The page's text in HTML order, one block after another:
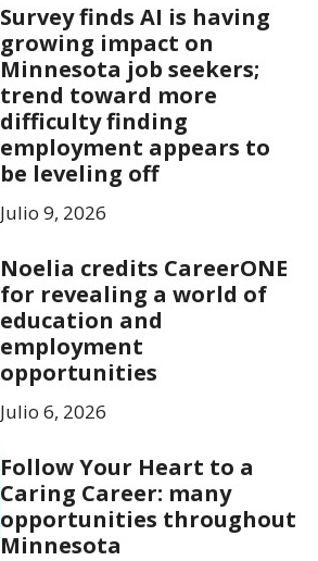
Survey finds AI is having
growing impact on
Minnesota job seekers;
trend toward more
difficulty finding
employment appears to
be leveling off
Julio 9, 2026
Noelia credits CareerONE
for revealing a world of
education and
employment
opportunities
Julio 6, 2026
Follow Your Heart to a
Caring Career: many
opportunities throughout
Minnesota